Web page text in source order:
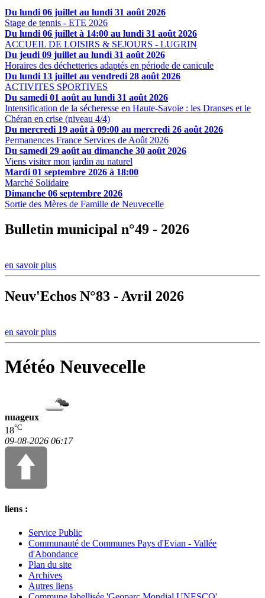
Du lundi 06 juillet au lundi 31 août 2026
Stage de tennis - ETE 2026
Du lundi 06 juillet à 14:00 au lundi 31 août 2026
ACCUEIL DE LOISIRS & SEJOURS - LUGRIN
Du jeudi 09 juillet au lundi 31 août 2026
Horaires des déchetteries adaptés en période de canicule
Du lundi 13 juillet au vendredi 28 août 2026
ACTIVITES SPORTIVES
Du samedi 01 août au lundi 31 août 2026
Intensification de la sécheresse en Haute-Savoie : les Dranses et le
Chéran en crise (niveau 4/4)
Du mercredi 19 août à 09:00 au mercredi 26 août 2026
Permanences France Services de Août 2026
Du samedi 29 août au dimanche 30 août 2026
Viens visiter mon jardin au naturel
Mardi 01 septembre 2026 à 18:00
Marché Solidaire
Dimanche 06 septembre 2026
Sortie des Mères de Famille de Neuvecelle
Bulletin municipal n°49 - 2026
en savoir plus
Neuv'Echos N°83 - Avril 2026
en savoir plus
Météo Neuvecelle
nuageux
18°C
09-08-2026 06:17
liens :
Service Public
Communauté de Communes Pays d'Evian - Vallée
d'Abondance
Plan du site
Archives
Autres liens